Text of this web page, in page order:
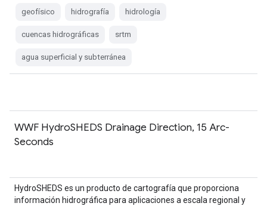
geofísico hidrografía hidrología
cuencas hidrográficas srtm
agua superficial y subterránea
WWF HydroSHEDS Drainage Direction, 15 Arc-
Seconds
HydroSHEDS es un producto de cartografía que proporciona
información hidrográfica para aplicaciones a escala regional y